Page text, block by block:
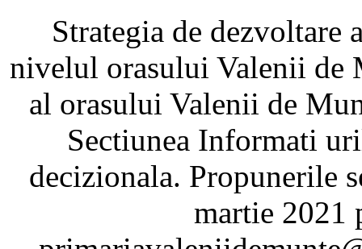
Strategia de dezvoltare
nivelul orasului Valenii de
al orasului Valenii de
Sectiunea Informati
decizionala. Propunerile
martie 2021